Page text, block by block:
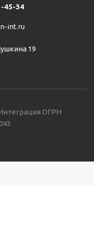
45-34
int.ru
19
ОГРН